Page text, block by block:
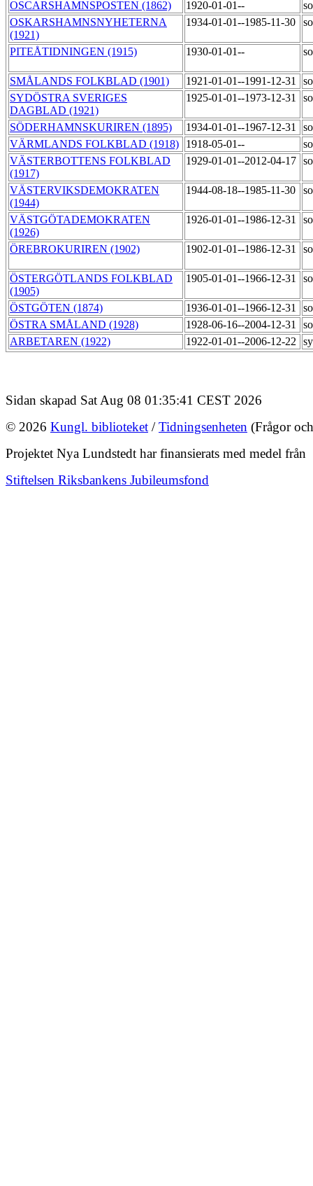
OSCARSHAMNSPOSTEN (1862) 1920-01-01--
OSKARSHAMNSNYHETERNA
(1921)
1934-01-01--1985-11-30
PITEÅTIDNINGEN (1915) 1930-01-01--
SMÅLANDS FOLKBLAD (1901) 1921-01-01--1991-12-31
SYDÖSTRA SVERIGES
DAGBLAD (1921)
1925-01-01--1973-12-31
SÖDERHAMNSKURIREN (1895) 1934-01-01--1967-12-31
VÄRMLANDS FOLKBLAD (1918)
1918-05-01--
VÄSTERBOTTENS FOLKBLAD
(1917)
1929-01-01--2012-04-17
VÄSTERVIKSDEMOKRATEN
(1944)
1944-08-18--1985-11-30
VÄSTGÖTADEMOKRATEN
(1926)
1926-01-01--1986-12-31
ÖREBROKURIREN (1902) 1902-01-01--1986-12-31
ÖSTERGÖTLANDS FOLKBLAD
(1905)
1905-01-01--1966-12-31
ÖSTGÖTEN (1874) 1936-01-01--1966-12-31
ÖSTRA SMÅLAND (1928)
1928-06-16--2004-12-31
ARBETAREN (1922)
1922-01-01--2006-12-22
Sidan skapad Sat Aug 08 01:35:41 CEST 2026
© 2026 Kungl. biblioteket /Tidningsenheten (Frågor
Projektet Nya Lundstedt har finansierats med medel från
Stiftelsen Riksbankens Jubileumsfond